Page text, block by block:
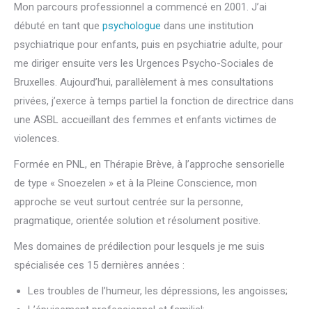
Mon parcours professionnel a commencé en 2001. J’ai
débuté en tant que psychologue dans une institution
psychiatrique pour enfants, puis en psychiatrie adulte, pour
me diriger ensuite vers les Urgences Psycho-Sociales de
Bruxelles. Aujourd’hui, parallèlement à mes consultations
privées, j’exerce à temps partiel la fonction de directrice dans
une ASBL accueillant des femmes et enfants victimes de
violences.
Formée en PNL, en Thérapie Brève, à l’approche sensorielle
de type « Snoezelen » et à la Pleine Conscience, mon
approche se veut surtout centrée sur la personne,
pragmatique, orientée solution et résolument positive.
Mes domaines de prédilection pour lesquels je me suis
spécialisée ces 15 dernières années :
Les troubles de l’humeur, les dépressions, les angoisses;